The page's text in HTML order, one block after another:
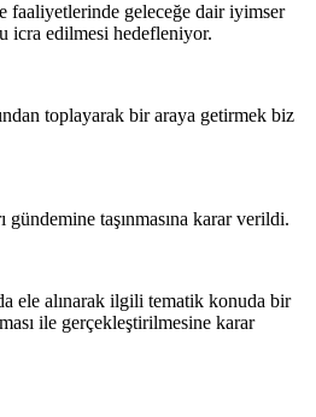
faaliyetlerinde geleceğe dair iyimser
icra edilmesi hedefleniyor.
toplayarak bir araya getirmek biz
taşınmasına karar verildi.
ele alınarak ilgili tematik konuda bir
ile gerçekleştirilmesine karar